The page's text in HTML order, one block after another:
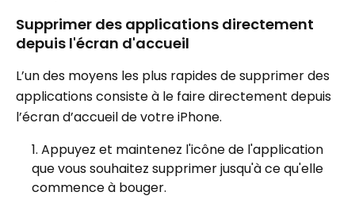
Supprimer des applications directement
depuis l'écran d'accueil
L’un des moyens les plus rapides de supprimer des
applications consiste à le faire directement depuis
l’écran d’accueil de votre iPhone.
Appuyez et maintenez l'icône de l'application
que vous souhaitez supprimer jusqu'à ce qu'elle
commence à bouger.